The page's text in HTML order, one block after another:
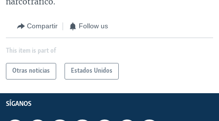
Compartir Follow us
This item is part of
Otras noticias Estados Unidos
SÍGANOS